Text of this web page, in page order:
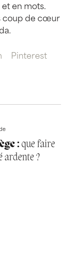
en mots.
coup de cœur
Pinterest
:que faire
ardente ?